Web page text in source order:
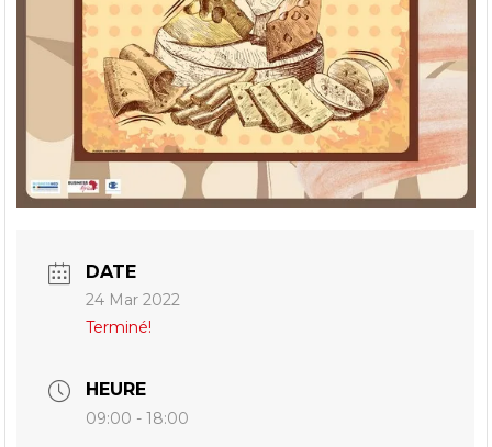
DATE
24 Mar 2022
Terminé!
HEURE
09:00 - 18:00